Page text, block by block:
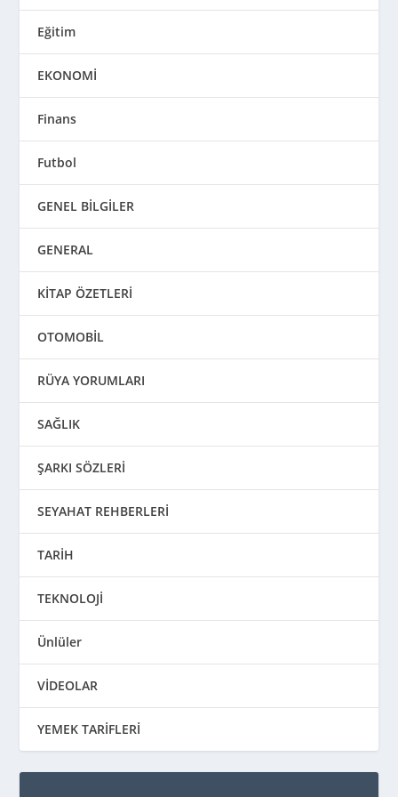
Eğitim
EKONOMİ
Finans
Futbol
GENEL BİLGİLER
GENERAL
KİTAP ÖZETLERİ
OTOMOBİL
RÜYA YORUMLARI
SAĞLIK
ŞARKI SÖZLERİ
SEYAHAT REHBERLERİ
TARİH
TEKNOLOJİ
Ünlüler
VİDEOLAR
YEMEK TARİFLERİ